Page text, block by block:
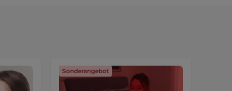
Sonderangebot